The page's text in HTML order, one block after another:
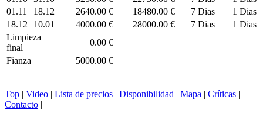
01.11
18.12 2640.00 € 18480.00 € 7 Dias
1 Dias
18.12
10.01 4000.00 € 28000.00 € 7 Dias
1 Dias
Limpieza
final
0.00 €
Fianza
5000.00 €
Top | Video | Lista de precios | Disponibilidad | Mapa | Críticas |
Contacto |